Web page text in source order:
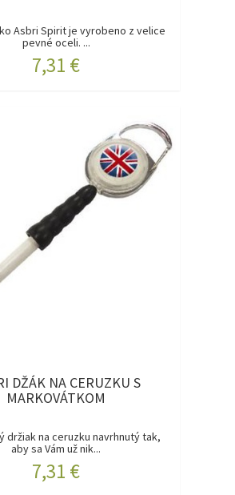
Asbri Spirit je vyrobeno z velice
pevné oceli. ...
7,31 €
DŽÁK NA CERUZKU S
MARKOVÁTKOM
držiak na ceruzku navrhnutý tak,
aby sa Vám už nik...
7,31 €